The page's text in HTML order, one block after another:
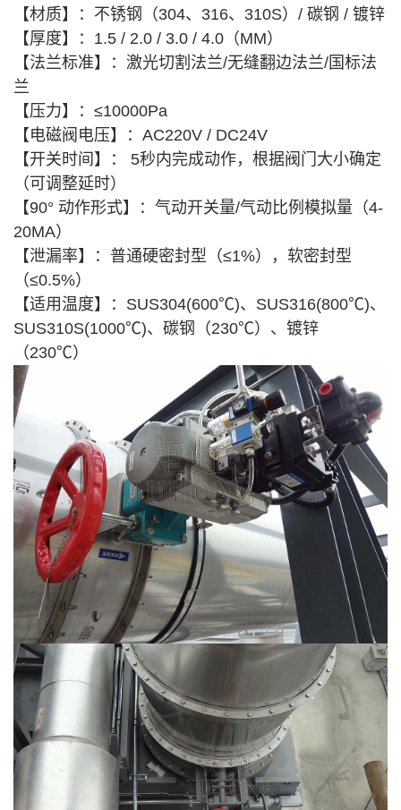
【材质】：不锈钢（304、316、310S）/ 碳钢 / 镀锌
【厚度】：1.5 / 2.0 / 3.0 / 4.0（MM）
【法兰标准】：激光切割法兰/无缝翻边法兰/国标法
兰
【压力】：≤10000Pa
【电磁阀电压】：AC220V / DC24V
【开关时间】： 5秒内完成动作，根据阀门大小确定
（可调整延时）
【90° 动作形式】：气动开关量/气动比例模拟量（4-
20MA）
【泄漏率】：普通硬密封型（≤1%），软密封型
（≤0.5%）
【适用温度】：SUS304(600℃)、SUS316(800℃)、
SUS310S(1000℃)、碳钢（230℃）、镀锌
（230℃）